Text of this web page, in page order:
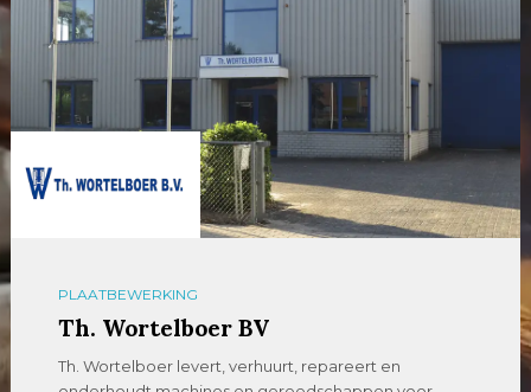
PLAATBEWERKING
Th. Wortelboer BV
Th. Wortelboer levert, verhuurt, repareert en